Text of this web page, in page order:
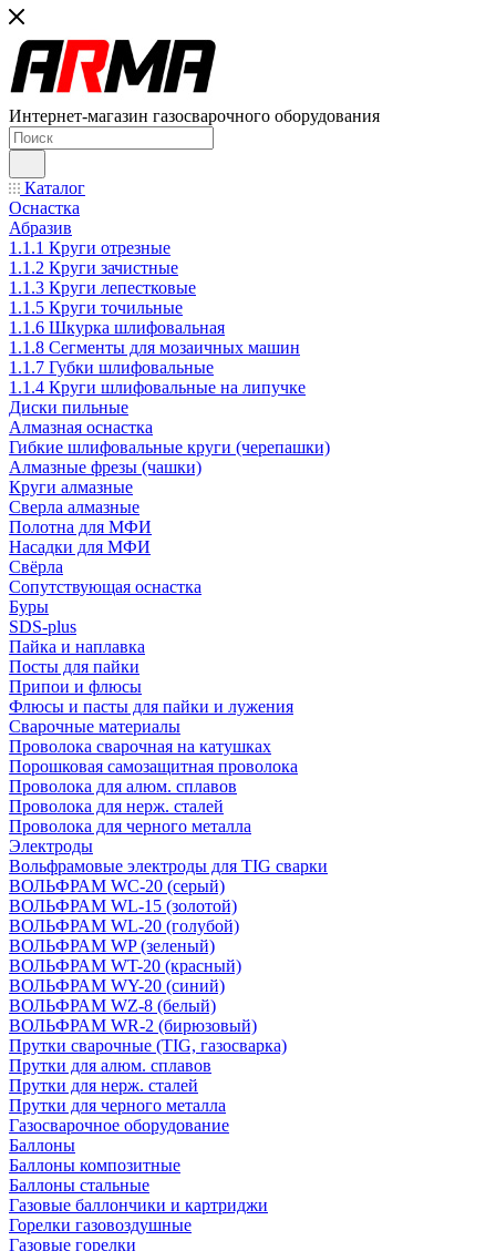
Интернет-магазин газосварочного оборудования
Каталог
Оснастка
Абразив
1.1.1 Круги отрезные
1.1.2 Круги зачистные
1.1.3 Круги лепестковые
1.1.5 Круги точильные
1.1.6 Шкурка шлифовальная
1.1.8 Сегменты для мозаичных машин
1.1.7 Губки шлифовальные
1.1.4 Круги шлифовальные на липучке
Диски пильные
Алмазная оснастка
Гибкие шлифовальные круги (черепашки)
Алмазные фрезы (чашки)
Круги алмазные
Сверла алмазные
Полотна для МФИ
Насадки для МФИ
Свёрла
Сопутствующая оснастка
Буры
SDS-plus
Пайка и наплавка
Посты для пайки
Припои и флюсы
Флюсы и пасты для пайки и лужения
Сварочные материалы
Проволока сварочная на катушках
Порошковая самозащитная проволока
Проволока для алюм. сплавов
Проволока для нерж. сталей
Проволока для черного металла
Электроды
Вольфрамовые электроды для TIG сварки
ВОЛЬФРАМ WC-20 (серый)
ВОЛЬФРАМ WL-15 (золотой)
ВОЛЬФРАМ WL-20 (голубой)
ВОЛЬФРАМ WP (зеленый)
ВОЛЬФРАМ WT-20 (красный)
ВОЛЬФРАМ WY-20 (синий)
ВОЛЬФРАМ WZ-8 (белый)
ВОЛЬФРАМ WR-2 (бирюзовый)
Прутки сварочные (TIG, газосварка)
Прутки для алюм. сплавов
Прутки для нерж. сталей
Прутки для черного металла
Газосварочное оборудование
Баллоны
Баллоны композитные
Баллоны стальные
Газовые баллончики и картриджи
Горелки газовоздушные
Газовые горелки